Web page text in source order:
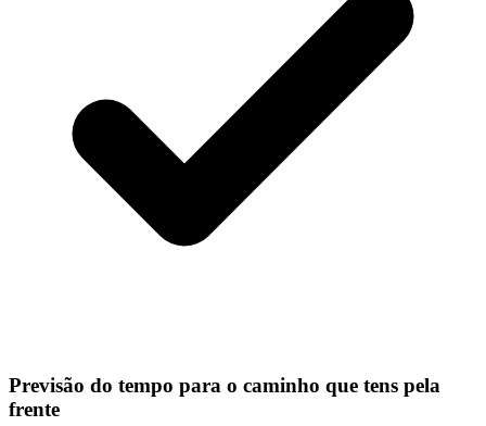
Previsão do tempo para o caminho que tens pela
frente